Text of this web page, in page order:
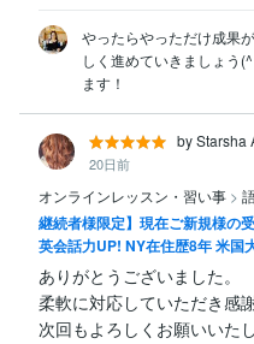
やったらやっただけ成果
しく進めていきましょう
ます！
by Starsha
20日前
オンラインレッスン・習い事 >
継続者様限定】現在ご新規様の
英会話力UP! NY在住歴8年 米国
ありがとうございました。
柔軟に対応していただき感
次回もよろしくお願いいた